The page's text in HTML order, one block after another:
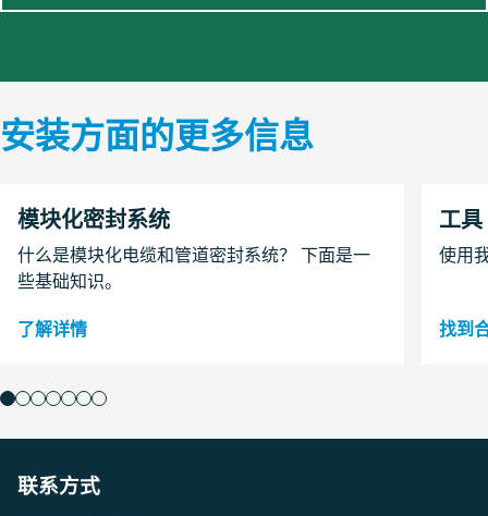
安装方面的更多信息
模块化密封系统
什么是模块化电缆和管道密封系统？ 下面是一
些基础知识。
了解详情
工具
使用
找到
联系方式